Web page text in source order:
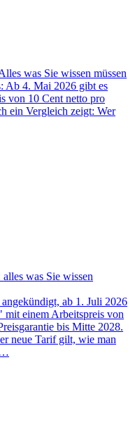
was Sie wissen müssen
Ab 4. Mai 2026 gibt es
von 10 Cent netto pro
ein Vergleich zeigt: Wer
was Sie wissen
ab 1. Juli 2026
mit einem Arbeitspreis von
bis Mitte 2028.
neue Tarif gilt, wie man